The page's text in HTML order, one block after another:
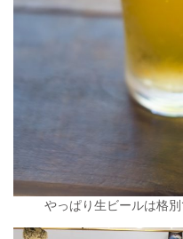
やっぱり生ビールは格別